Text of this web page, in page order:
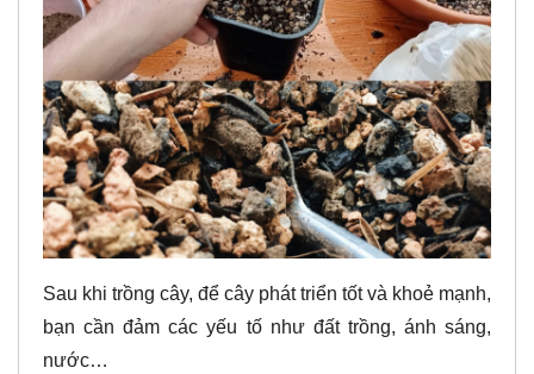
Sau khi trồng cây, để cây phát triển tốt và khoẻ mạnh,
bạn cần đảm các yếu tố như đất trồng, ánh sáng,
nước…